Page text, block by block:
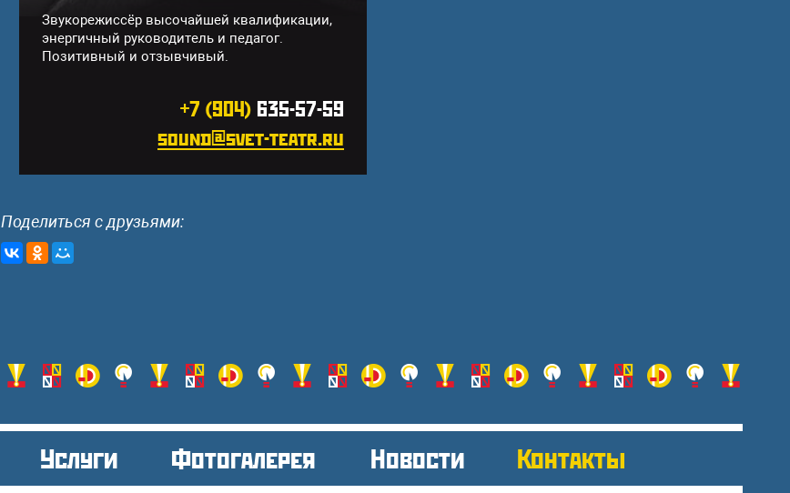
Звукорежиссёр высочайшей квалификации,
энергичный руководитель и педагог.
Позитивный и отзывчивый.
+7 (904)635-57-59
sound@svet-teatr.ru
Поделиться с друзьями:
Услуги Фотогалерея Новости Контакты